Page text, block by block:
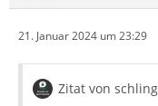
21. Januar 2024 um 23:29
Zitat von